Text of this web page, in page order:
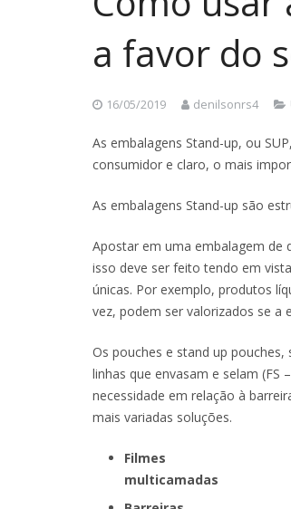
a favor do
16/05/2019 denilsonrs4
As embalagens Stand-up, ou
consumidor e claro, o mais
As embalagens Stand-up são
Apostar em uma embalagem de
isso deve ser feito tendo em
únicas. Por exemplo, produtos
vez, podem ser valorizados se a
Os pouches e stand up
linhas que envasam e selam (FS
necessidade em relação à
mais variadas soluções.
Filmes
multicamadas